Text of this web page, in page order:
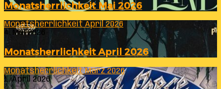
Monatsherrlichkeit Mai 2026
Monatsherrlichkeit April 2026
4. Mai 2026
Monatsherrlichkeit April 2026
Monatsherrlichkeit März 2026
1. April 2026